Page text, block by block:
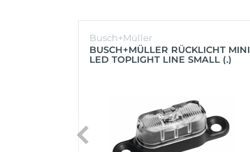
Busch+Müller
BUSCH+MÜLLER RÜCKLICHT MINI
LED TOPLIGHT LINE SMALL (.)